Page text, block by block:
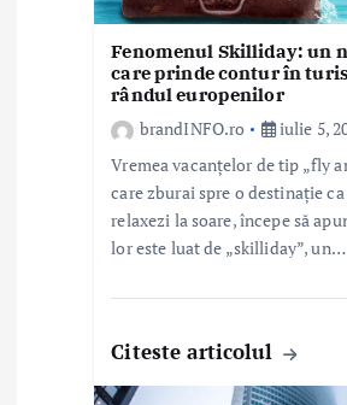
Fenomenul Skilliday: un
care prinde contur în
rândul europenilor
brandINFO.ro
iulie 5,
Vremea vacanțelor de tip „fly
care zburai spre o destinație ca
relaxezi la soare, începe să
lor este luat de „skilliday”, un…
Citeste articolul